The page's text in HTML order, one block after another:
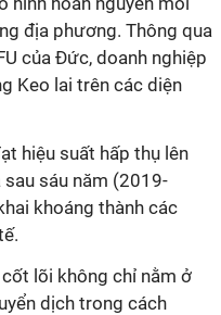
địa phương. Thông qua
của Đức, doanh nghiệp
Keo lai trên các diện
hiệu suất hấp thụ lên
sáu năm (2019-
khoáng thành các
lõi không chỉ nằm ở
dịch trong cách